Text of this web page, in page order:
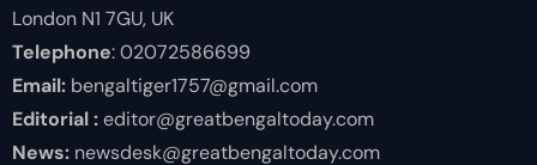
London N1 7GU, UK
Telephone: 02072586699
Email:bengaltiger1757@gmail.com
Editorial :editor@greatbengaltoday.com
News:newsdesk@greatbengaltoday.com